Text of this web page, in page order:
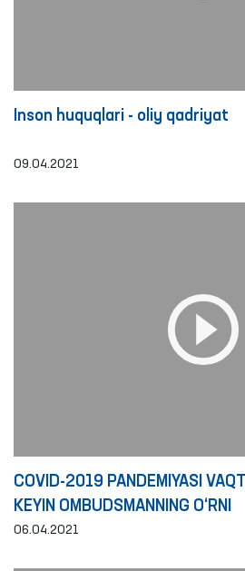
Inson huquqlari - oliy qadriyat
09.04.2021
COVID-2019 PANDEMIYASI
KEYIN OMBUDSMANNING O‘RNI
06.04.2021